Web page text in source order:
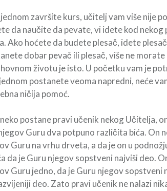
završite kurs, učitelj vam više nije
da naučite da pevate, vi idete kod nekog
Ako hoćete da budete plesač, idete
dobar pevač ili plesač, više ne
životu je isto. U početku vam je
postanete veoma napredni, neće
ničija pomoć.
postane pravi učenik nekog Učitelja,
Guru dva potpuno različita bića. On
Guru na vrhu drveta, a da je on u
da je Guru njegov sopstveni najviši deo.
Guru jedno, da je Guru njegov sopstveni
deo. Zato pravi učenik ne nalazi